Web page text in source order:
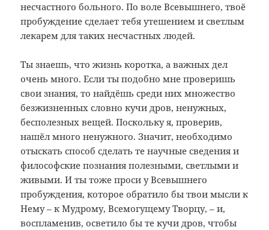
несчастного больного. По воле Всевышнего, твоё
пробуждение сделает тебя утешением и светлым
лекарем для таких несчастных людей.
Ты знаешь, что жизнь коротка, а важных дел
очень много. Если ты подобно мне проверишь
свои знания, то найдёшь среди них множество
безжизненных словно кучи дров, ненужных,
бесполезных вещей. Поскольку я, проверив,
нашёл много ненужного. Значит, необходимо
отыскать способ сделать те научные сведения и
философские познания полезными, светлыми и
живыми. И ты тоже проси у Всевышнего
пробуждения, которое обратило бы твои мысли к
Нему – к Мудрому, Всемогущему Творцу, – и,
воспламенив, осветило бы те кучи дров, чтобы